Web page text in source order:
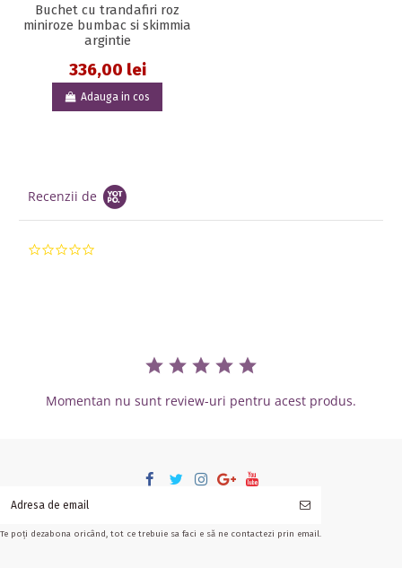
Buchet cu trandafiri roz
miniroze bumbac si skimmia
argintie
336,00 lei
Adauga in cos
Recenzii de
Momentan nu sunt review-uri pentru acest produs.
Te poți dezabona oricând, tot ce trebuie sa faci e să ne contactezi prin email.